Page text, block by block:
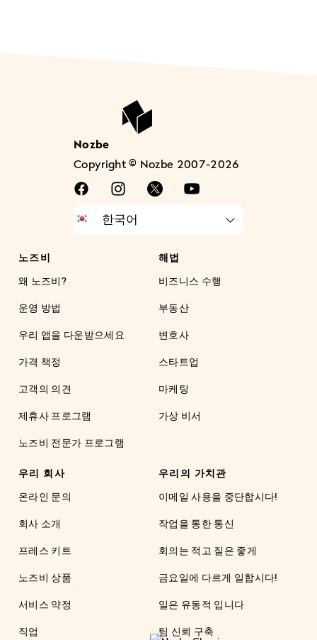
Nozbe
Copyright © Nozbe 2007-2026
노즈비
왜 노즈비?
운영 방법
우리 앱을 다운받으세요
가격 책정
고객의 의견
제휴사 프로그램
노즈비 전문가 프로그램
해법
비즈니스 수행
부동산
변호사
스타트업
마케팅
가상 비서
우리 회사
온라인 문의
회사 소개
프레스 키트
노즈비 상품
서비스 약정
직업
우리의 가치관
이메일 사용을 중단합시다!
작업을 통한 통신
회의는 적고 질은 좋게
금요일에 다르게 일합시다!
일은 유동적 입니다
팀 신뢰 구축